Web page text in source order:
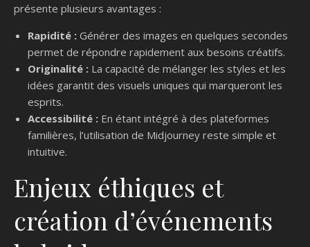
présente plusieurs avantages :
Rapidité : Générer des images en quelques secondes
permet de répondre rapidement aux besoins créatifs.
Originalité : La capacité de mélanger les styles et les
idées garantit des visuels uniques qui marqueront les
esprits.
Accessibilité : En étant intégré à des plateformes
familières, l’utilisation de Midjourney reste simple et
intuitive.
Enjeux éthiques et
création d’événements